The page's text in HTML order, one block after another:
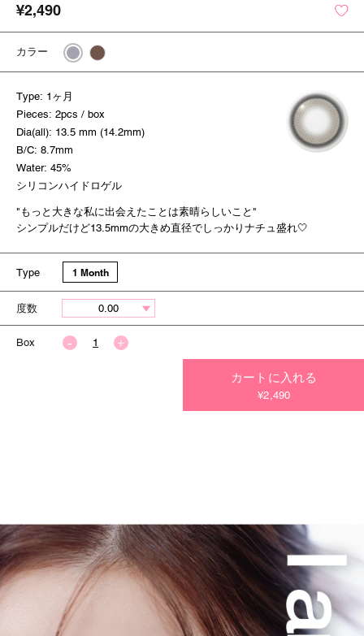
¥2,490
カラー
Type: 1ヶ月
Pieces: 2pcs / box
Dia(all): 13.5 mm (14.2mm)
B/C: 8.7mm
Water: 45%
シリコンハイドロゲル
"もっと大きな私に出会えたことは素晴らしいこと"
シンプルだけど13.5mmの大きめ直径でしっかりナチュ盛れ🤍
Type 1 Month
度数
Box
カートに入れる
¥2,490